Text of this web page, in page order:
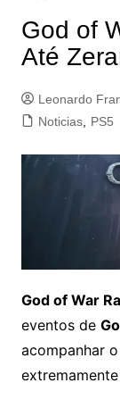
God of
Até
Leonardo
Noticias, PS5
God of War
eventos de
acompanhar o